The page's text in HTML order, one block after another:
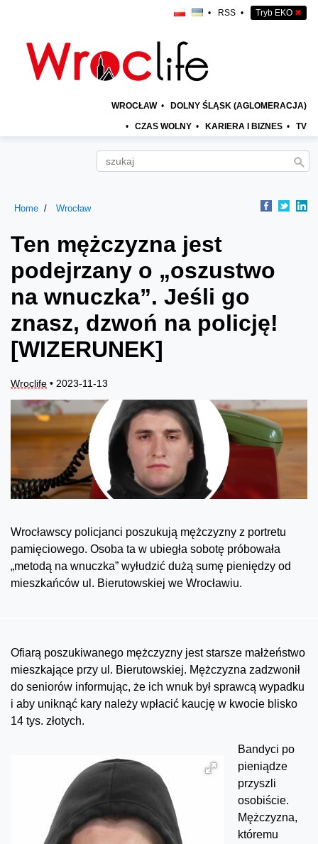
• RSS • Tryb EKO ✖
WROCŁAW • DOLNY ŚLĄSK (AGLOMERACJA)
• CZAS WOLNY • KARIERA I BIZNES • TV
Home Wrocław
Ten mężczyzna jest
podejrzany o „oszustwo
na wnuczka”. Jeśli go
znasz, dzwoń na policję!
[WIZERUNEK]
Wroclife • 2023-11-13
Wrocławscy policjanci poszukują mężczyzny z portretu
pamięciowego. Osoba ta w ubiegła sobotę próbowała
„metodą na wnuczka” wyłudzić dużą sumę pieniędzy od
mieszkańców ul. Bierutowskiej we Wrocławiu.
Ofiarą poszukiwanego mężczyzny jest starsze małżeństwo
mieszkające przy ul. Bierutowskiej. Mężczyzna zadzwonił
do seniorów informując, że ich wnuk był sprawcą wypadku
i aby uniknąć kary należy wpłacić kaucję w kwocie blisko
14 tys. złotych.
Bandyci po
pieniądze
przyszli
osobiście.
Mężczyzna,
któremu